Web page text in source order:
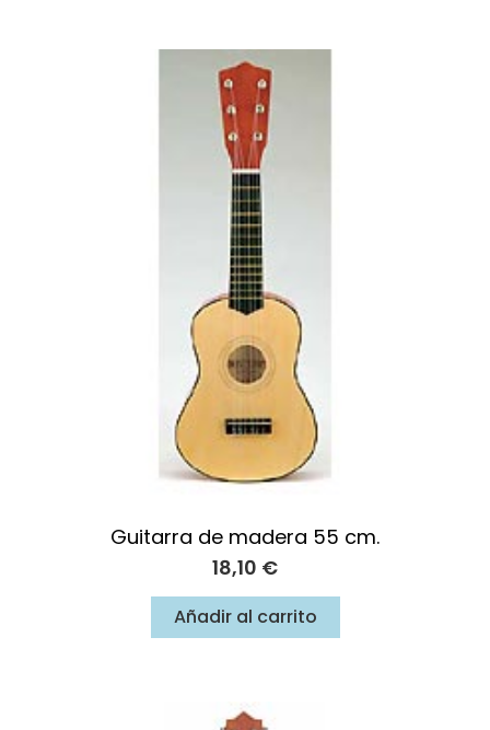
Guitarra de madera 55 cm.
18,10 €
Añadir al carrito